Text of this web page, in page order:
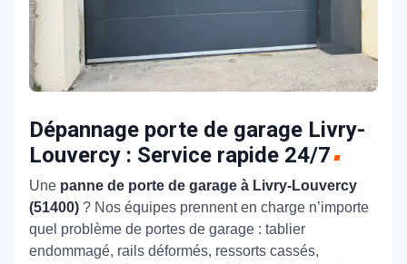
Dépannage porte de garage Livry-
Louvercy : Service rapide 24/7
Une panne de porte de garage à Livry-Louvercy
(51400) ? Nos équipes prennent en charge n’importe
quel problème de portes de garage : tablier
endommagé, rails déformés, ressorts cassés,